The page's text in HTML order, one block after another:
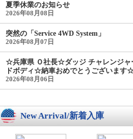
夏季休業のお知らせ
2026年08月08日
突然の「Service 4WD System」
2026年08月07日
☆兵庫県 Ｏ社長☆ダッジ チャレンジャ
ドボディ☆納車おめでとうございます
2026年08月06日
New Arrival/新着入庫